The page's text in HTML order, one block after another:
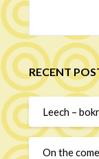
RECENT
Leech –
On the